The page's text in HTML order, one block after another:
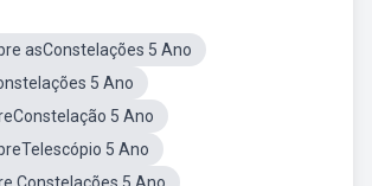
asConstelações 5 Ano
5 Ano
5 Ano
5 Ano